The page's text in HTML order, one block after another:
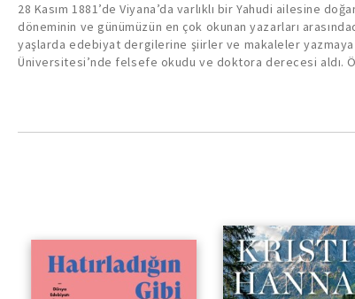
28 Kasım 1881’de Viyana’da varlıklı bir Yahudi ailesine
döneminin ve günümüzün en çok okunan yazarları
yaşlarda edebiyat dergilerine şiirler ve makaleler yazmaya
Üniversitesi’nde felsefe okudu ve doktora derecesi aldı.